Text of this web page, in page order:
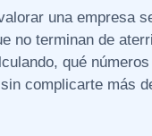
una empresa
no terminan de
qué
complicarte más